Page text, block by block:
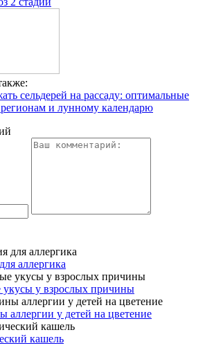
сельдерей на рассаду: оптимальные
и лунному календарю
аллергика
у взрослых причины
у детей на цветение
кашель